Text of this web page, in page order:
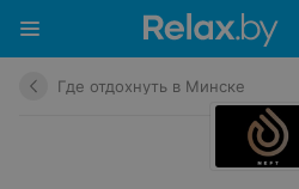
Где отдохнуть в Минске